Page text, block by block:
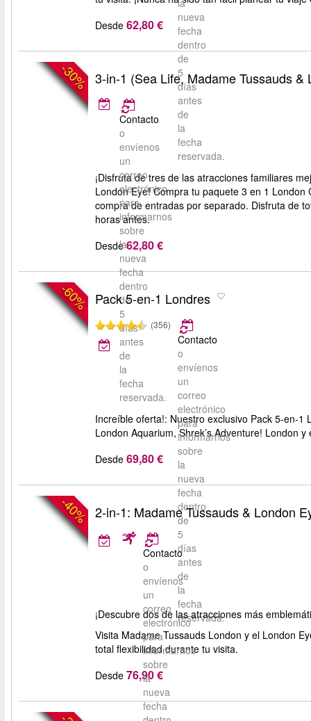
la
nueva
fecha
dentro
de
5
días
antes
de
la
fecha
reservada.
Desde 62,80 €
-30% 3-in-1 (Sea Life, Madame Tussauds &
Contacto
o
envíenos
un
correo
electrónico
para
informarnos
sobre
la
nueva
fecha
dentro
de
5
días
antes
de
la
fecha
reservada.
¡Disfruta de tres de las atracciones familiares
London Eye! Compra tu paquete 3 en 1
compra de entradas por separado. Disfruta de
horas antes.
Desde 62,80 €
-60% Pack 5-en-1 Londres
(356)
Contacto
o
envíenos
un
correo
electrónico
para
informarnos
sobre
la
nueva
fecha
dentro
de
5
días
antes
de
la
fecha
reservada.
Increíble oferta!: Nuestro exclusivo Pack 5-en-
London Aquarium, Shrek’s Adventure! London
Desde 69,80 €
-40% 2-in-1: Madame Tussauds & London
Contacto
o
envíenos
un
correo
electrónico
para
informarnos
sobre
la
nueva
fecha
¡Descubre dos de las atracciones más
Visita Madame Tussauds London y el London
total flexibilidad durante tu visita.
Desde 76,90 €